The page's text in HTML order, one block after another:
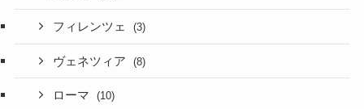
フィレンツェ (3)
ヴェネツィア (8)
ローマ (10)